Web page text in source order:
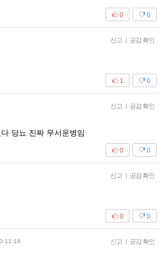
0
0
신고 | 공감 확인
0
1
신고 | 공감 확인
당뇨 진짜 무서운병임
0
0
신고 | 공감 확인
0
0
11:18 신고 | 공감 확인